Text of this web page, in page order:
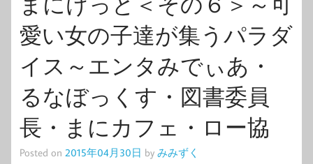
愛い女の子達が集うパラダ
イス～エンタみでぃあ・
るなぼっくす・図書委員
長・まにカフェ・ロー協
Posted on 2015年04月30日 by みみずく